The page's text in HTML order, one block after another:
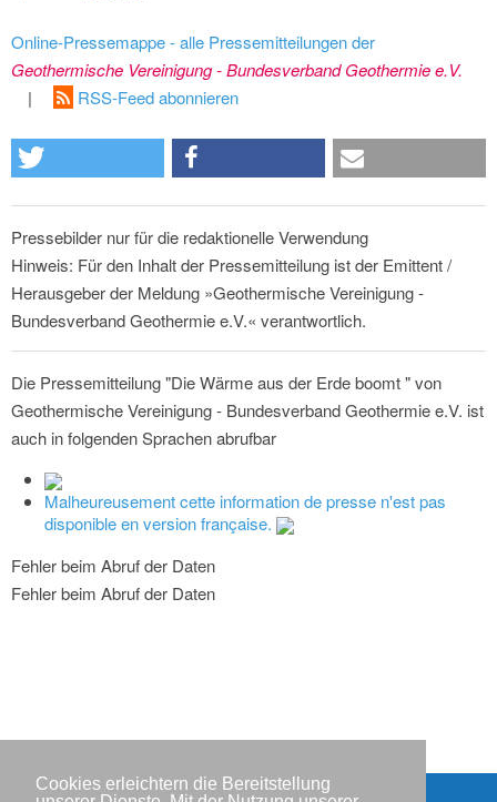
Cookies erleichtern die Bereitstellung
Online-Pressemappe - alle Pressemitteilungen der
Geothermische Vereinigung - Bundesverband Geothermie e.V.
|
RSS-Feed abonnieren
Pressebilder nur für die redaktionelle Verwendung
Hinweis: Für den Inhalt der Pressemitteilung ist der Emittent /
Herausgeber der Meldung »Geothermische Vereinigung -
Bundesverband Geothermie e.V.« verantwortlich.
Die Pressemitteilung "Die Wärme aus der Erde boomt " von
Geothermische Vereinigung - Bundesverband Geothermie e.V. ist
auch in folgenden Sprachen abrufbar
Malheureusement cette information de presse n'est pas
disponible en version française.
Fehler beim Abruf der Daten
Fehler beim Abruf der Daten